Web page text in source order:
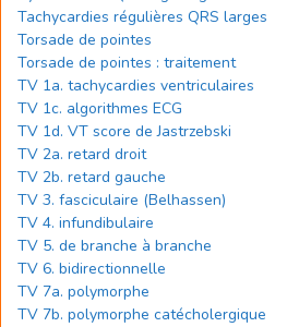
Tachycardies régulières QRS larges
Torsade de pointes
Torsade de pointes : traitement
TV 1a. tachycardies ventriculaires
TV 1c. algorithmes ECG
TV 1d. VT score de Jastrzebski
TV 2a. retard droit
TV 2b. retard gauche
TV 3. fasciculaire (Belhassen)
TV 4. infundibulaire
TV 5. de branche à branche
TV 6. bidirectionnelle
TV 7a. polymorphe
TV 7b. polymorphe catécholergique